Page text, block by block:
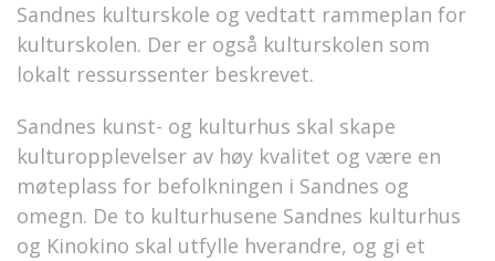
Sandnes kulturskole og vedtatt rammeplan for
kulturskolen. Der er også kulturskolen som
lokalt ressurssenter beskrevet.
Sandnes kunst- og kulturhus skal skape
kulturopplevelser av høy kvalitet og være en
møteplass for befolkningen i Sandnes og
omegn. De to kulturhusene Sandnes kulturhus
og Kinokino skal utfylle hverandre, og gi et